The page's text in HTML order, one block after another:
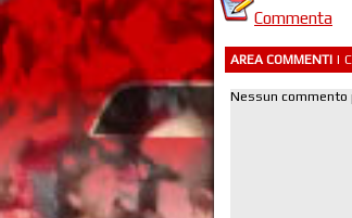
Commenta
AREA COMMENTI |